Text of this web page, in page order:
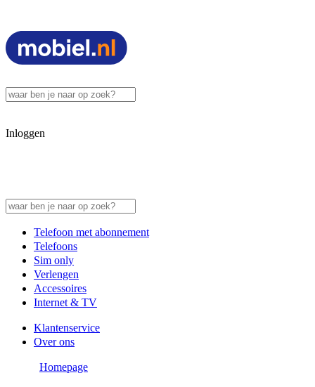
Inloggen
Telefoon met abonnement
Telefoons
Sim only
Verlengen
Accessoires
Internet & TV
Klantenservice
Over ons
Homepage